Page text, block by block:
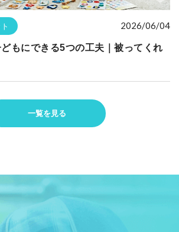
2026/06/04
もにできる5つの工夫｜被ってくれ
一覧を見る